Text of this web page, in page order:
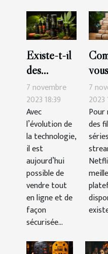
Existe-t-il
des
possibilités
de vendre
le CBD en
ligne ?
7 novembre
2023 18:39
Avec
l’évolution de
la technologie,
il est
aujourd’hui
possible de
vendre tout
en ligne et de
façon
sécurisée...
vous
7
2023
des